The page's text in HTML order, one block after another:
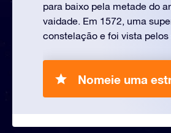
para baixo pela metade do
vaidade. Em 1572, uma
constelação e foi vista
Nomeie uma